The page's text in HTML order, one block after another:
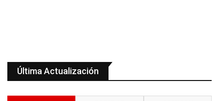
Última Actualización